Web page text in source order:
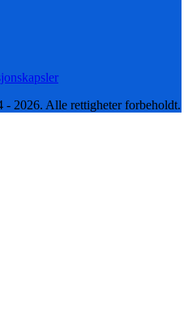
2026. Alle rettigheter forbeholdt.